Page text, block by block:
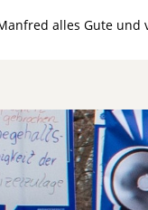
alles Gute und